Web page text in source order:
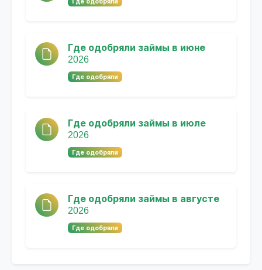
Где одобряли займы в июне
2026
Где одобряли
Где одобряли займы в июле
2026
Где одобряли
Где одобряли займы в августе
2026
Где одобряли